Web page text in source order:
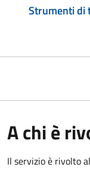
Strumenti di
A chi è
Il servizio è rivolto